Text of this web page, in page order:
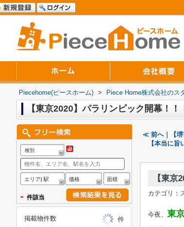
Piecehome(ピースホーム) > Piece Home株式会社のス
【東京2020】パラリンピック開幕！！
≪ 前へ｜【堺
【本当に
【東京
カテゴリ：
今夜、 東
種別
エリア| 駅 価格 面積
- 件該当
掲載物件数
件